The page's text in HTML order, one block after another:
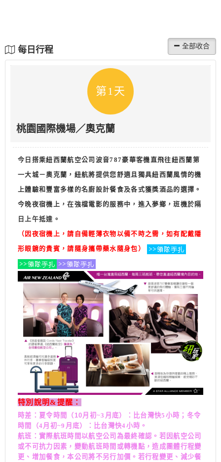
每日行程
第1天
桃園國際機場／奧克蘭
今日搭乘紐西蘭航空公司波音787豪華客機直飛往紐西蘭第
一大城－奧克蘭，紐航將提供您舒適且獨具紐西蘭風情的機
上體驗和豐富多樣的名廚設計餐食及各式獲獎酒品的選擇。
今晚夜宿機上，在強檔電影的服務中，進入夢鄉，班機於隔
日上午抵達。
（因夜宿機上，請自備輕薄衣物以備不時之需，如有配戴隱
形眼鏡的貴賓，請隨身攜帶藥水隨身包）
特別說明&提醒：
時差：夏令時間（10 月初~3 月底）：比台灣快5 小時；冬令
時間（4月初~9月底）：比台灣快4小時。
航班：實際航班時間以航空公司為最終確認。若因航空公司
或不可抗力因素，變動航班時間或轉機點，造成團體行程變
更、增加餐食，本公司將不另行加價。若行程變更、減少餐